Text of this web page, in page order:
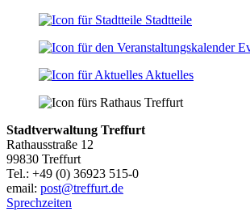
Stadtteile
Aktuelles
Stadtverwaltung Treffurt
Rathausstraße 12
99830 Treffurt
Tel.: +49 (0) 36923 515-0
email: post@treffurt.de
Sprechzeiten